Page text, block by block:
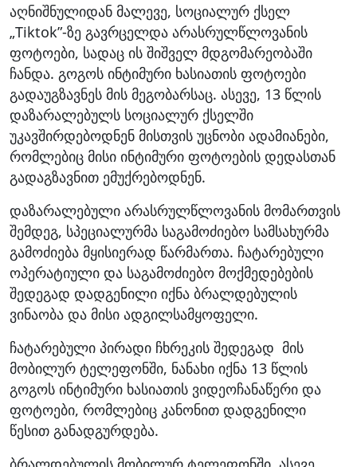
აღნიშნულიდან მალევე, სოციალურ ქსელ
„Tiktok”-ზე გავრცელდა არასრულწლოვანის
ფოტოები, სადაც ის შიშველ მდგომარეობაში
ჩანდა. გოგოს ინტიმური ხასიათის ფოტოები
გადაუგზავნეს მის მეგობარსაც. ასევე, 13 წლის
დაზარალებულს სოციალურ ქსელში
უკავშირდებოდნენ მისთვის უცნობი ადამიანები,
რომლებიც მისი ინტიმური ფოტოების დედასთან
გადაგზავნით ემუქრებოდნენ.
დაზარალებული არასრულწლოვანის მომართვის
შემდეგ, სპეციალურმა საგამოძიებო სამსახურმა
გამოძიება მყისიერად წარმართა. ჩატარებული
ოპერატიული და საგამოძიებო მოქმედებების
შედეგად დადგენილი იქნა ბრალდებულის
ვინაობა და მისი ადგილსამყოფელი.
ჩატარებული პირადი ჩხრეკის შედეგად მის
მობილურ ტელეფონში, ნანახი იქნა 13 წლის
გოგოს ინტიმური ხასიათის ვიდეოჩანაწერი და
ფოტოები, რომლებიც კანონით დადგენილი
წესით განადგურდება.